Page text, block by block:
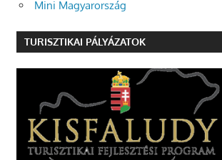
Mini Magyarország
TURISZTIKAI PÁLYÁZATOK